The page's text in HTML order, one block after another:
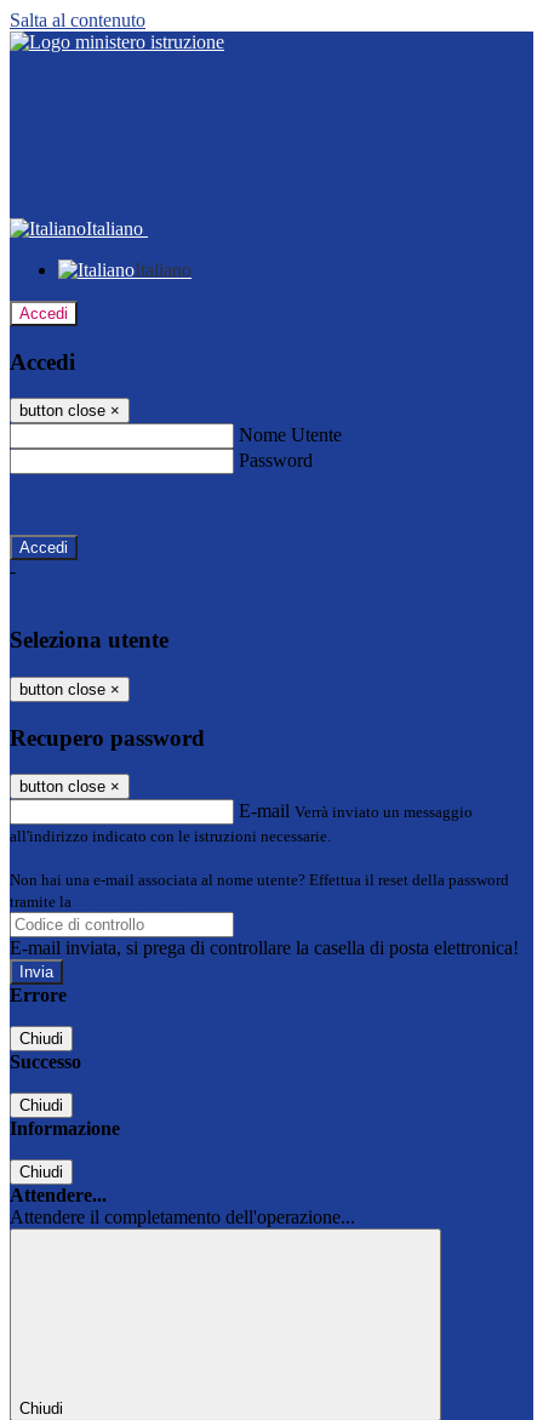
Salta al contenuto
Italiano
Italiano
Accedi
Accedi
button close ×
Nome Utente
Password
-
Seleziona utente
button close ×
Recupero password
button close ×
E-mail Verrà inviato un messaggio
all'indirizzo indicato con le istruzioni necessarie.
Non hai una e-mail associata al nome utente? Effettua il reset della password
tramite la
E-mail inviata, si prega di controllare la casella di posta elettronica!
Errore
Chiudi
Successo
Chiudi
Informazione
Chiudi
Attendere...
Attendere il completamento dell'operazione...
Chiudi